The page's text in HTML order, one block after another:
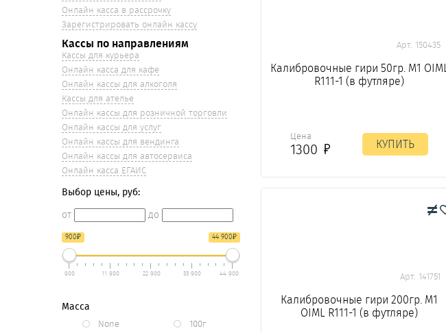
Онлайн касса в рассрочку
Зарегистрировать онлайн кассу
Кассы по направлениям
Кассы для курьера
Онлайн касса для кафе
Онлайн кассы для алкоголя
Кассы для ателье
Онлайн кассы для розничной торговли
Онлайн кассы для услуг
Онлайн кассы для вендинга
Онлайн кассы для автосервиса
Онлайн касса ЕГАИС
Выбор цены, руб:
от
до
900₽ 44 900₽
900 11 900 22 900 33 900 44 900
Масса
None
100г
Арт. 150435
Калибровочные гири 50гр. М1 OIML
R111-1 (в футляре)
Цена
1300 КУПИТЬ
Арт. 141751
Калибровочные гири 200гр. М1
OIML R111-1 (в футляре)